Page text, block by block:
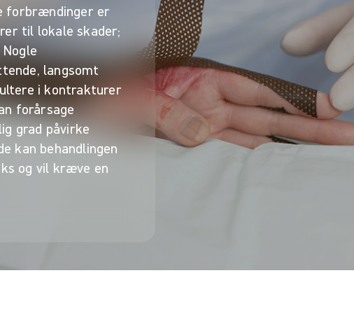
forbrændinger er
til lokale skader;
langsomt
i kontrakturer
forårsage
grad påvirke
kan behandlingen
og vil kræve en